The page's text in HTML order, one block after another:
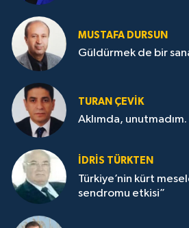
MUSTAFA DURSUN
Güldürmek de bir
TURAN ÇEVİK
Aklımda, unutmadım.
İDRİS TÜRKTEN
Türkiye’nin kürt
sendromu etkisi”